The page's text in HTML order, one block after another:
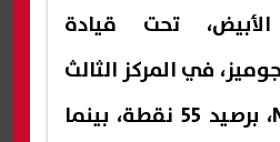
تحت قيادة
في المركز الثالث
بجدول دوري NILE، برصيد 55 نقطة، بينما